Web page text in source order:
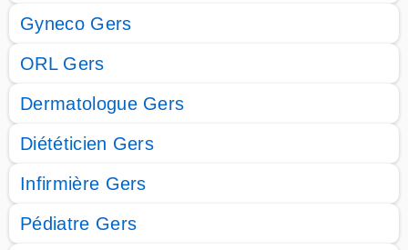
Gyneco Gers
ORL Gers
Dermatologue Gers
Diététicien Gers
Infirmière Gers
Pédiatre Gers